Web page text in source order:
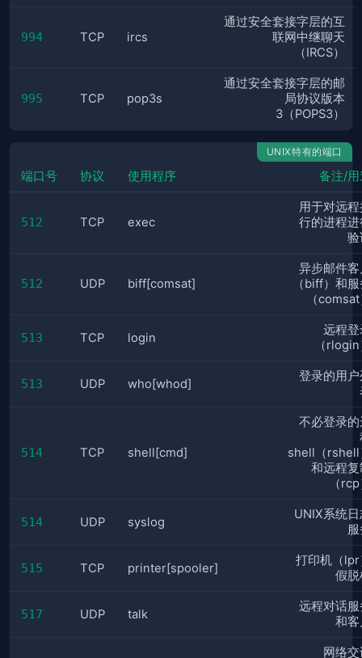
994 TCP ircs
通过安全套接字层的互
联网中继聊天
（IRCS）
995 TCP pop3s
通过安全套接字层的邮
局协议版本
3（POPS3）
UNIX特有的端口
端口号 协议 使用程序 备注/用
512 TCP exec
用于对远
行的进程进
验
512 UDP biff[comsat]
异步邮件客
（biff）和
（
513 TCP login
远程登
（
513 UDP who[whod]
登录的用户
514 TCP shell[cmd]
不必登录的
shell（rshell
和远程复
（
514 UDP syslog
UNIX系统
515 TCP printer[spooler]
打印机（lpr
假脱
517 UDP talk
远程对话服
和客
网络